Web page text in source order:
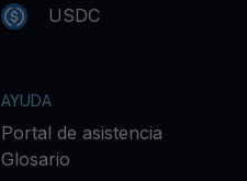
USDC
AYUDA
Portal de asistencia
Glosario